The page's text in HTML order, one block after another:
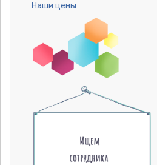
Наши цены